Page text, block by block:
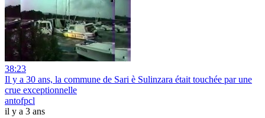
38:23
Il y a 30 ans, la commune de Sari è Sulinzara était touchée par une
crue exceptionnelle
antofpcl
il y a 3 ans